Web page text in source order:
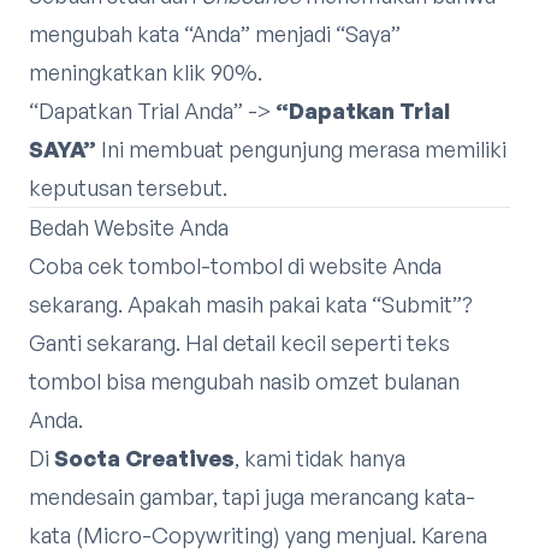
mengubah kata “Anda” menjadi “Saya”
meningkatkan klik 90%.
“Dapatkan Trial Anda” -> “Dapatkan Trial
SAYA” Ini membuat pengunjung merasa memiliki
keputusan tersebut.
Bedah Website Anda
Coba cek tombol-tombol di website Anda
sekarang. Apakah masih pakai kata “Submit”?
Ganti sekarang. Hal detail kecil seperti teks
tombol bisa mengubah nasib omzet bulanan
Anda.
Di Socta Creatives, kami tidak hanya
mendesain gambar, tapi juga merancang kata-
kata (Micro-Copywriting) yang menjual. Karena